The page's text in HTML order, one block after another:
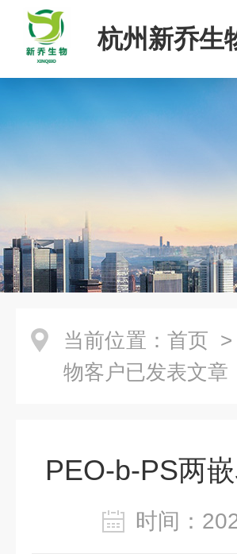
杭州新乔生
当前位置： 首页 >
物客户已发表文章
PEO-b-PS两
时间：